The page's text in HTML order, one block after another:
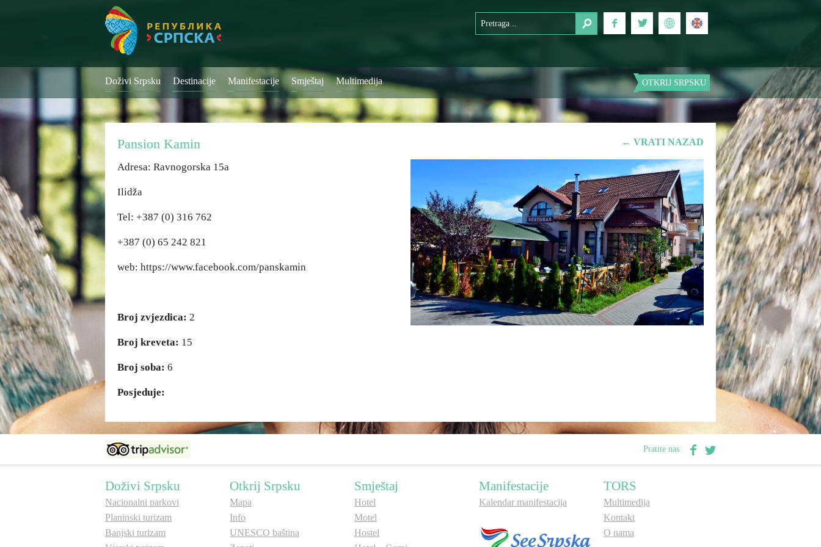
Doživi Srpsku Destinacije Manifestacije Smještaj Multimedija OTKRIJ SRPSKU
← VRATI NAZAD
Pansion Kamin
Adresa: Ravnogorska 15a
Ilidža
Tel: +387 (0) 316 762
+387 (0) 65 242 821
web: https://www.facebook.com/panskamin
Broj zvjezdica: 2
Broj kreveta: 15
Broj soba: 6
Posjeduje:
Pratite nas:
Doživi Srpsku
Nacionalni parkovi
Planinski turizam
Banjski turizam
Otkrij Srpsku
Mapa
Info
UNESCO baština
Smještaj
Hotel
Motel
Hostel
Manifestacije
Kalendar manifestacija
TORS
Multimedija
Kontakt
O nama